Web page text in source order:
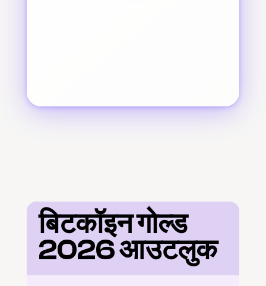
बिटकॉइन गोल्ड
2026 आउटलुक